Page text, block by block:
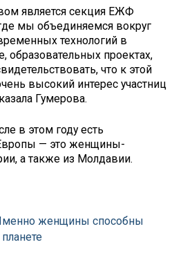
является секция ЕЖФ
мы объединяемся вокруг
технологий в
образовательных проектах,
что к этой
высокий интерес участниц
Гумерова.
в этом году есть
— это женщины-
а также из Молдавии.
Именно женщины способны